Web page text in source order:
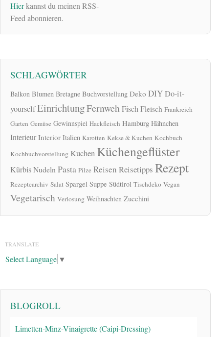
Hierkannst du meinen RSS-
Feed abonnieren.
SCHLAGWÖRTER
Balkon Blumen Bretagne Buchvorstellung Deko DIYDo-it-
yourselfEinrichtungFernwehFischFleisch Frankreich
Garten Gemüse Gewinnspiel Hackfleisch Hamburg Hähnchen
Interieur Interior Italien Karotten Kekse & Kuchen Kochbuch
Kochbuchvorstellung Kuchen Küchengeflüster
KürbisNudeln Pasta Pilze Reisen Reisetipps Rezept
Rezeptearchiv Salat Spargel Suppe Südtirol Tischdeko Vegan
Vegetarisch Verlosung Weihnachten Zucchini
TRANSLATE
Select Language ▼
BLOGROLL
Limetten-Minz-Vinaigrette (Caipi-Dressing)